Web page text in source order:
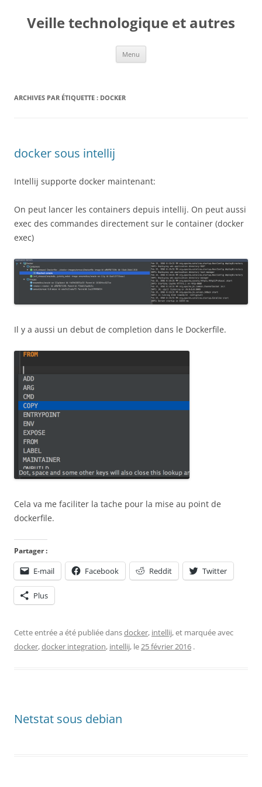
Veille technologique et autres
Menu
ARCHIVES PAR ÉTIQUETTE : DOCKER
docker sous intellij
Intellij supporte docker maintenant:
On peut lancer les containers depuis intellij. On peut aussi
exec des commandes directement sur le container (docker
exec)
Il y a aussi un debut de completion dans le Dockerfile.
Cela va me faciliter la tache pour la mise au point de
dockerfile.
Partager :
E-mail Facebook Reddit Twitter
Plus
Cette entrée a été publiée dansdocker, intellij, et marquée avec
docker,docker integration, intellij, le 25 février 2016 .
Netstat sous debian